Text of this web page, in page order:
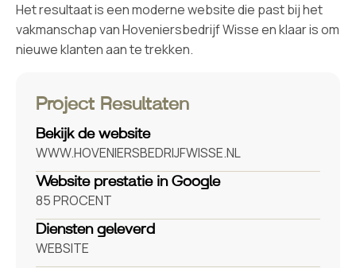
Het resultaat is een moderne website die past bij het
vakmanschap van Hoveniersbedrijf Wisse en klaar is om
nieuwe klanten aan te trekken.
Project Resultaten
Bekijk de website
WWW.HOVENIERSBEDRIJFWISSE.NL
Website prestatie in Google
85PROCENT
Diensten geleverd
WEBSITE